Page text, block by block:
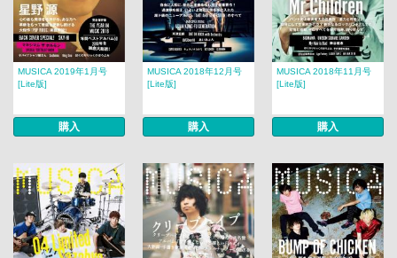
MUSICA 2019年1月号
[Lite版]
購入
MUSICA 2018年12月号
[Lite版]
購入
MUSICA 2018年11月号
[Lite版]
購入